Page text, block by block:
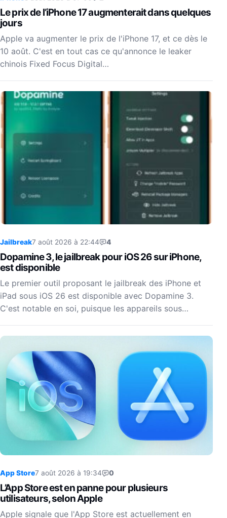
Le prix de l’iPhone 17 augmenterait dans quelques
jours
Apple va augmenter le prix de l'iPhone 17, et ce dès le
10 août. C'est en tout cas ce qu'annonce le leaker
chinois Fixed Focus Digital…
Jailbreak7 août 2026 à 22:44 4
Dopamine 3, le jailbreak pour iOS 26 sur iPhone,
est disponible
Le premier outil proposant le jailbreak des iPhone et
iPad sous iOS 26 est disponible avec Dopamine 3.
C'est notable en soi, puisque les appareils sous…
App Store7 août 2026 à 19:34 0
L’App Store est en panne pour plusieurs
utilisateurs, selon Apple
Apple signale que l'App Store est actuellement en